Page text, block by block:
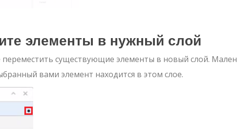
элементы в нужный слой
существующие элементы в новый слой.
вами элемент находится в этом слое.